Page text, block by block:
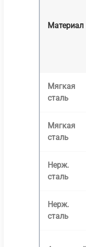
Материал
Мягкая
сталь
Мягкая
сталь
Нерж.
сталь
Нерж.
сталь